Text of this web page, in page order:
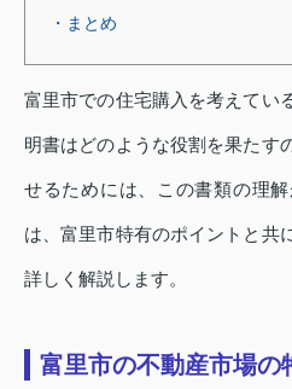
・まとめ
富里市での住宅購入を考えてい
明書はどのような役割を果たす
せるためには、この書類の理
は、富里市特有のポイントと共
詳しく解説します。
富里市の不動産市場の